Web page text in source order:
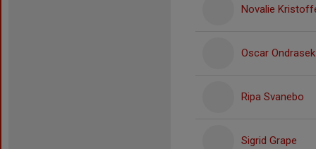
Novalie
Oscar Ondrasek
Ripa Svanebo
Sigrid Grape